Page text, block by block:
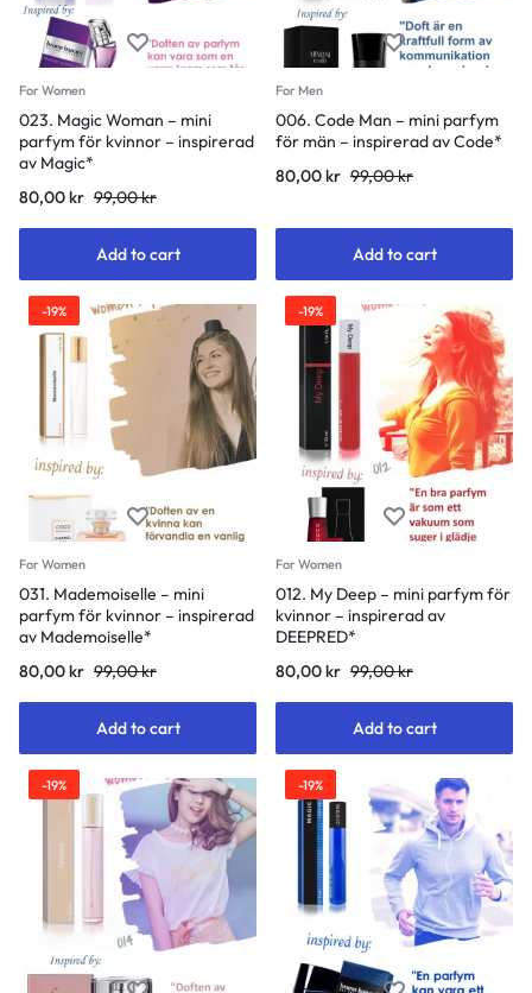
For Women
023. Magic Woman – mini
parfym för kvinnor – inspirerad
av Magic*
80,00kr 99,00kr
Add to cart
For Men
006. Code Man – mini parfym
för män – inspirerad av Code*
80,00kr 99,00kr
Add to cart
-19%
For Women
031. Mademoiselle – mini
parfym för kvinnor – inspirerad
av Mademoiselle*
80,00kr 99,00kr
Add to cart
-19%
For Women
012. My Deep – mini parfym för
kvinnor – inspirerad av
DEEPRED*
80,00kr 99,00kr
Add to cart
-19% -19%